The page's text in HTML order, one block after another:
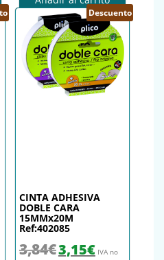
3,55€.
actual es: 3,24€.
Descuento
CINTA ADHESIVA
DOBLE CARA
15MMx20M
Ref:402085
3,84€ El precio original era: 3,84€.
3,15€El precio actual
IVA no